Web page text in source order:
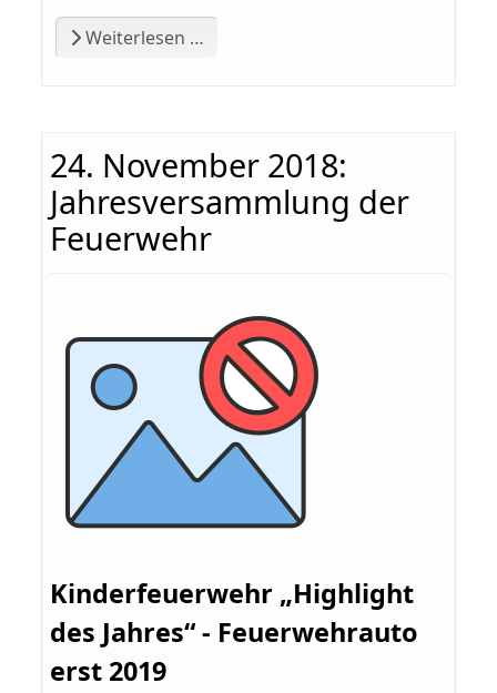
Weiterlesen …
24. November 2018:
Jahresversammlung der
Feuerwehr
Kinderfeuerwehr „Highlight
des Jahres“ - Feuerwehrauto
erst 2019